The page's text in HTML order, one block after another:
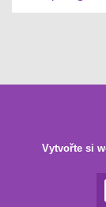
Vytvořte si